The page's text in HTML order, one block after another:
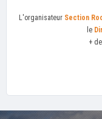
L'organisateur Section
le
+ de